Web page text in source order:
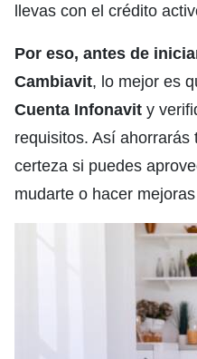
llevas con el crédito
Por eso, antes de
Cambiavit, lo mejor es
Cuenta Infonavit y
requisitos. Así ahorrarás
certeza si puedes
mudarte o hacer